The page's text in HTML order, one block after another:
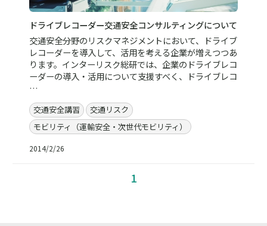
ドライブレコーダー交通安全コンサルティングについて
交通安全分野のリスクマネジメントにおいて、ドライブ
レコーダーを導入して、活用を考える企業が増えつつあ
ります。インターリスク総研では、企業のドライブレコ
ーダーの導入・活用について支援すべく、ドライブレコ
…
交通安全講習
交通リスク
モビリティ（運輸安全・次世代モビリティ）
2014/2/26
1